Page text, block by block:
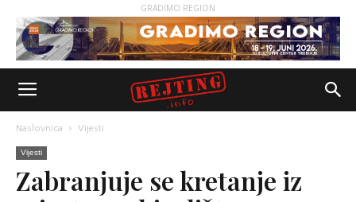
GRADIMO REGION
Naslovnica Vijesti
Vijesti
Zabranjuje se kretanje iz